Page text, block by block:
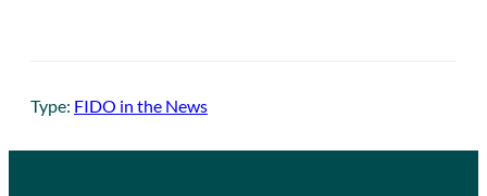
Type: FIDO in the News